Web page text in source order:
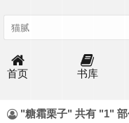
首页 书库
"糖霜栗子" 共有 "1" 部